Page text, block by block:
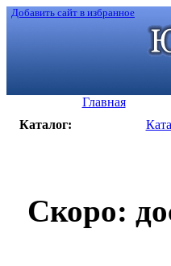
Добавить сайт в избранное
Главная
Каталог:
Скоро: